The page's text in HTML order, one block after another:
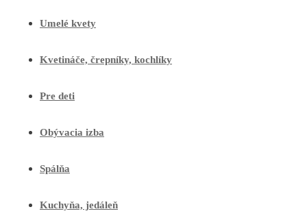
Umelé kvety
Kvetináče, črepníky, kochlíky
Pre deti
Obývacia izba
Spálňa
Kuchyňa, jedáleň